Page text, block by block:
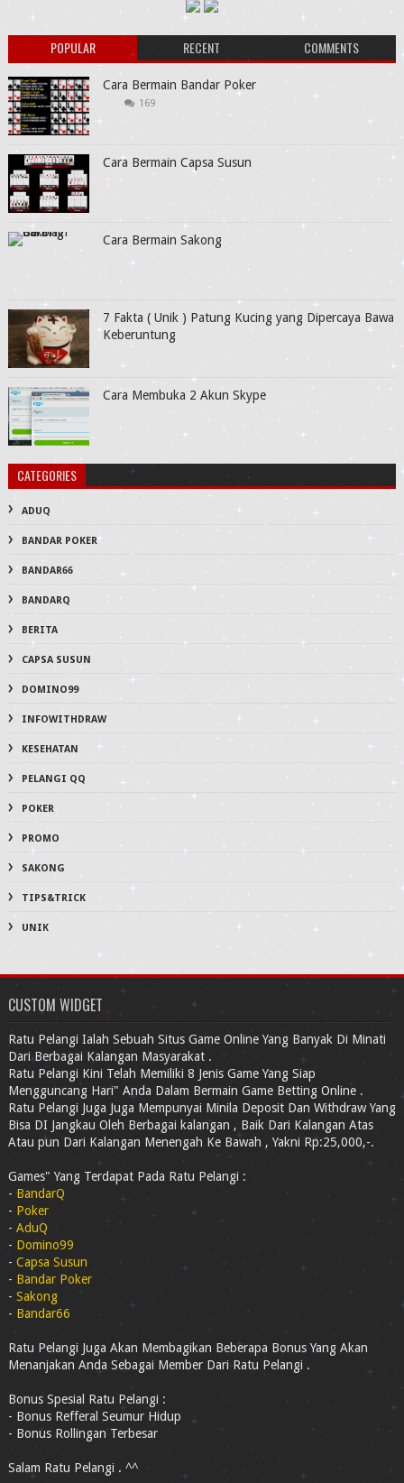
POPULAR RECENT COMMENTS
Cara Bermain Bandar Poker
169
Cara Bermain Capsa Susun
Cara Bermain Sakong
7 Fakta ( Unik ) Patung Kucing yang Dipercaya Bawa
Keberuntung
Cara Membuka 2 Akun Skype
CATEGORIES
ADUQ
BANDAR POKER
BANDAR66
BANDARQ
BERITA
CAPSA SUSUN
DOMINO99
INFOWITHDRAW
KESEHATAN
PELANGI QQ
POKER
PROMO
SAKONG
TIPS&TRICK
UNIK
CUSTOM WIDGET
Ratu Pelangi Ialah Sebuah Situs Game Online Yang Banyak Di Minati
Dari Berbagai Kalangan Masyarakat .
Ratu Pelangi Kini Telah Memiliki 8 Jenis Game Yang Siap
Mengguncang Hari" Anda Dalam Bermain Game Betting Online .
Ratu Pelangi Juga Juga Mempunyai Minila Deposit Dan Withdraw Yang
Bisa DI Jangkau Oleh Berbagai kalangan , Baik Dari Kalangan Atas
Atau pun Dari Kalangan Menengah Ke Bawah , Yakni Rp:25,000,-.
Games" Yang Terdapat Pada Ratu Pelangi :
- BandarQ
- Poker
- AduQ
- Domino99
- Capsa Susun
- Bandar Poker
- Sakong
- Bandar66
Ratu Pelangi Juga Akan Membagikan Beberapa Bonus Yang Akan
Menanjakan Anda Sebagai Member Dari Ratu Pelangi .
Bonus Spesial Ratu Pelangi :
- Bonus Refferal Seumur Hidup
- Bonus Rollingan Terbesar
Salam Ratu Pelangi . ^^